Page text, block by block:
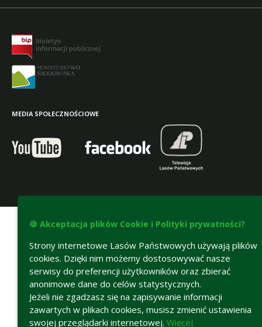
MEDIA SPOŁECZNOŚCIOWE
Deklaracja dostępności
🍪 Akceptacja plików Cookie i Polityki prywatności?
Strony internetowe Lasów Państwowych używają plików
cookies. Dzięki nim możemy dostosowywać nasze
serwisy do preferencji użytkowników oraz zbierać
anonimowe dane do celów statystycznych.
Jeżeli nie zgadzasz się na zapisywanie informacji
zawartych w plikach cookies, musisz zmienić ustawienia
swojej przeglądarki internetowej. Więcej